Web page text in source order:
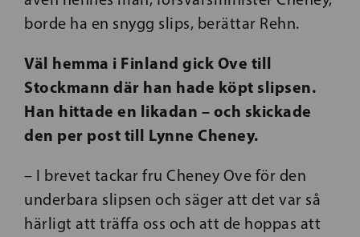
borde ha en snygg slips, berättar Rehn.
Väl hemma i Finland gick Ove till
Stockmann där han hade köpt slipsen.
Han hittade en likadan – och skickade
den per post till Lynne Cheney.
– I brevet tackar fru Cheney Ove för den
underbara slipsen och säger att det var så
härligt att träffa oss och att de hoppas att